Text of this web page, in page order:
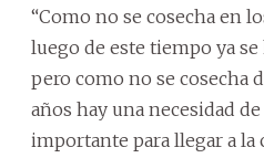
“Como no se cosecha en
luego de este tiempo ya se
pero como no se cosecha
años hay una necesidad
importante para llegar a la